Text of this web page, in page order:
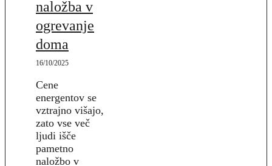
naložba v
ogrevanje
doma
16/10/2025
Cene
energentov se
vztrajno višajo,
zato vse več
ljudi išče
pametno
naložbo v